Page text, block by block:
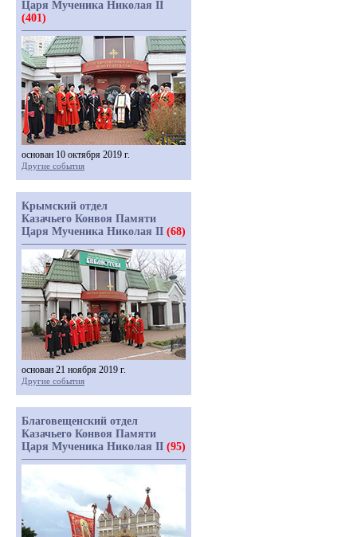
Царя Мученика Николая II
(401)
основан 10 октября 2019 г.
Другие события
Крымский отдел
Казачьего Конвоя Памяти
Царя Мученика Николая II (68)
основан 21 ноября 2019 г.
Другие события
Благовещенский отдел
Казачьего Конвоя Памяти
Царя Мученика Николая II (95)